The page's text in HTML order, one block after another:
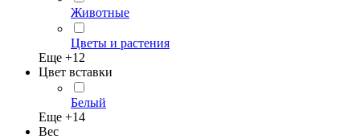
Животные
Цветы и растения
Еще +12
Цвет вставки
Белый
Еще +14
Вес